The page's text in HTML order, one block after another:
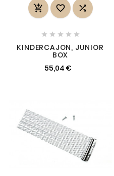
  
    
KINDERCAJON, JUNIOR
BOX
55,04 €